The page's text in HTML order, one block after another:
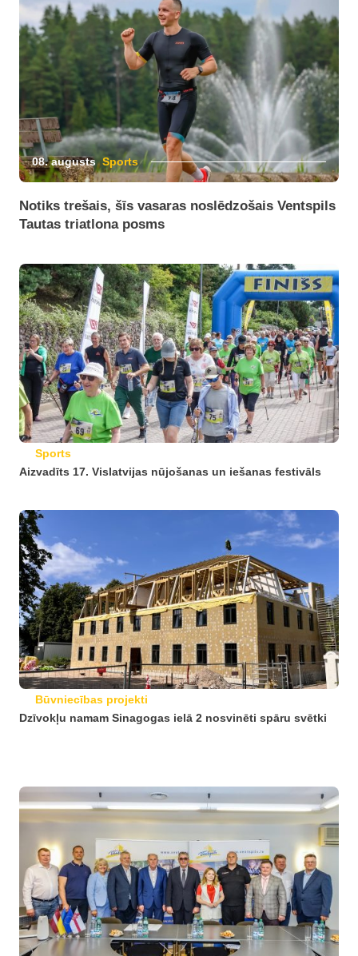
08. augusts Sports
Notiks trešais, šīs vasaras noslēdzošais Ventspils
Tautas triatlona posms
Sports
Aizvadīts 17. Vislatvijas nūjošanas un iešanas festivāls
Būvniecības projekti
Dzīvokļu namam Sinagogas ielā 2 nosvinēti spāru svētki